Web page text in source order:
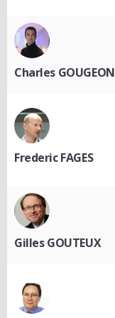
Charles GOUGEON
Frederic FAGES
Gilles GOUTEUX